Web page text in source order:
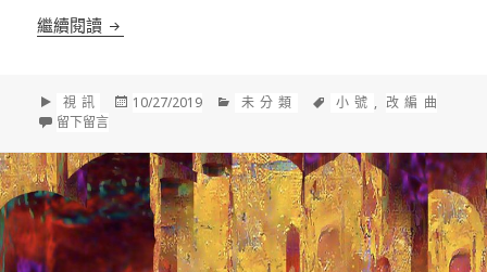
繼續閱讀 璀燦的相遇 《 小號與管風琴之夜 》音樂會導聆(五)
格
式
視訊
發
10/27/2019
分
未分類
標
小號 , 改編曲
留下留言在 璀燦的相遇 《 小號與管風琴之夜 》音樂會導聆(五)｜約翰·賽